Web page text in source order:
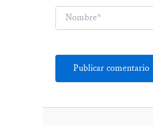
Nombre*